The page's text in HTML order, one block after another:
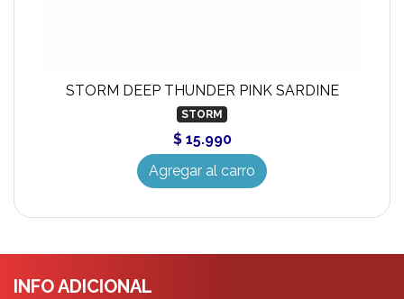
STORM DEEP THUNDER PINK SARDINE
STORM
$ 15.990
Agregar al carro
INFO ADICIONAL